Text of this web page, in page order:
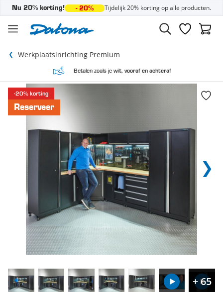
Nu 20% korting! - 20% Tijdelijk 20% korting op alle producten.
Verlanglijst
Werkplaatsinrichting Premium
Betalen zoals je wilt, vooraf en achteraf
-20% korting
Reserveer
+ 65